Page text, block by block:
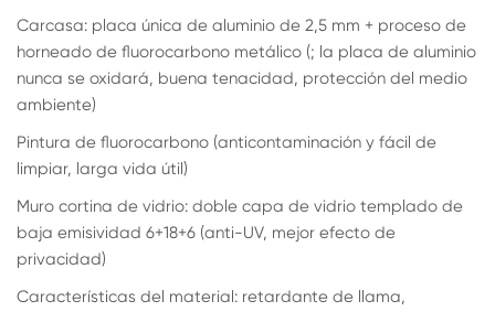
Carcasa: placa única de aluminio de 2,5 mm + proceso de
horneado de fluorocarbono metálico (; la placa de aluminio
nunca se oxidará, buena tenacidad, protección del medio
ambiente)
Pintura de fluorocarbono (anticontaminación y fácil de
limpiar, larga vida útil)
Muro cortina de vidrio: doble capa de vidrio templado de
baja emisividad 6+18+6 (anti-UV, mejor efecto de
privacidad)
Características del material: retardante de llama,